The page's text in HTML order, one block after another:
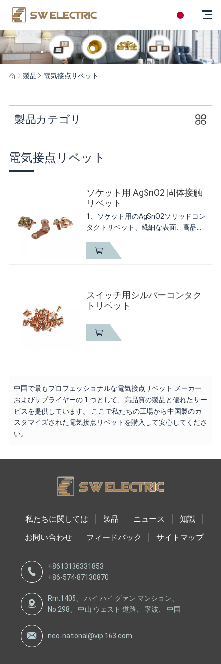
製品 電気接点リベット
電気接点リベット
ソケット用 AgSnO2 固体接触
リベット
1、ソケット用のAgSnO2ソリッドコン
タクトリベット、繊細な表面、高品質
2、ソケット用のAgSnO2ソリッドコン
タクトリベットは、高度な技術と技術
スイッチ用シルバーコンタク
トリベット
中国で最もプロフェッショナルな電気接点リベット メーカー
およびサプライヤーの 1 つとして、高品質の製品と優れたサー
ビスを提供しています。 ここで私たちの工場から中国製のカ
スタマイズされた電気接点リベットを購入して安心してくださ
い。
製品カテゴリ
私たちに関しては 製品 ニュース
知識
お問い合わせ
フィードバック サイトマップ
+8613136331853
+86-574-87130870
Rm.1405、 ハイ ハイ グァン マンション、
No.298、 中山 ウェスト 道路、 寧波、 中国
neo-national@vip.163.com